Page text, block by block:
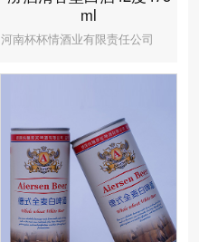
ml
河南杯杯情酒业有限责任公司